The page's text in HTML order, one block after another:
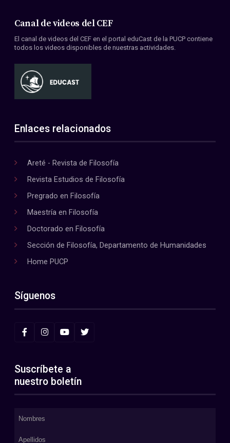
Canal de videos del CEF
El canal de videos del CEF en el portal eduCast de la PUCP contiene
todos los videos disponibles de nuestras actividades.
Enlaces relacionados
Areté - Revista de Filosofía
Revista Estudios de Filosofía
Pregrado en Filosofía
Maestría en Filosofía
Doctorado en Filosofía
Sección de Filosofía, Departamento de Humanidades
Home PUCP
Síguenos
Suscríbete a
nuestro boletín